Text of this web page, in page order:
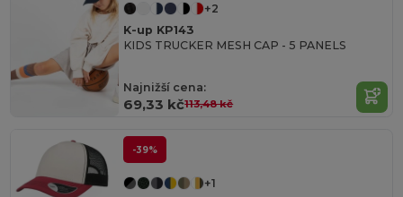
+2
K-up KP143
KIDS TRUCKER MESH CAP - 5 PANELS
Najnižší cena:
69,33 kč113,48 kč
-39%
+1